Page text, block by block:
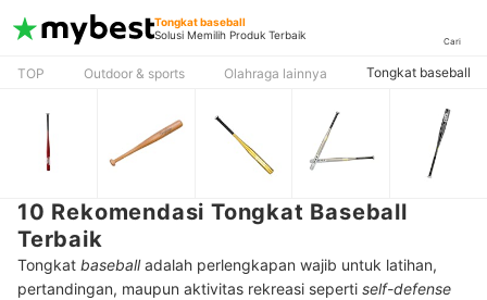
Tongkat baseball
Solusi Memilih Produk Terbaik
Cari
TOP Outdoor & sports Olahraga lainnya Tongkat baseball
10 Rekomendasi Tongkat Baseball
Terbaik
Tongkat baseballadalah perlengkapan wajib untuk latihan,
pertandingan, maupun aktivitas rekreasi seperti self-defense